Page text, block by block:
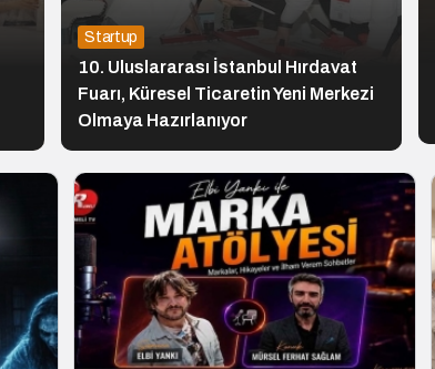
Startup
10. Uluslararası İstanbul Hırdavat
Fuarı, Küresel Ticaretin Yeni Merkezi
Olmaya Hazırlanıyor